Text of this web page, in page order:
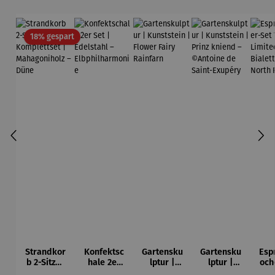
18% gespartRabatt
Strandkor
b 2-Sitzer
Konfektsc
hale 2er
Gartensku
lptur |
Gartensku
lptur |